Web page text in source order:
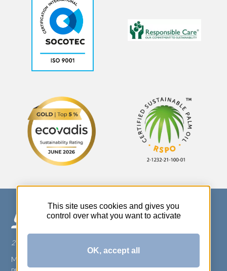
270 Rue Thérèse Planiol - 37310 TAUXIGNY
Mentions légales
This site uses cookies and gives you
control over what you want to activate
OK, accept all